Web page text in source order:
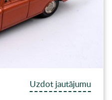
Uzdot jautājumu